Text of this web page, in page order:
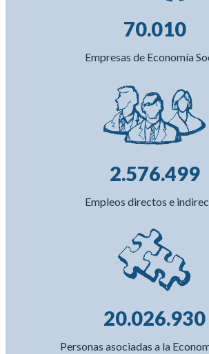
70.010
Empresas de Economía
2.576.499
Empleos directos e
20.026.930
Personas asociadas a la